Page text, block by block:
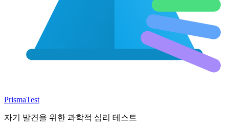
PrismaTest
자기 발견을 위한 과학적 심리 테스트